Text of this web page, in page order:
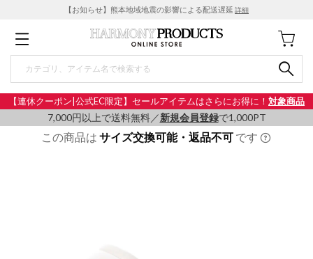
【お知らせ】熊本地域地震の影響による配送遅延 詳細
【連休クーポン|公式EC限定】セールアイテムはさらにお得に！ 対象商品
7,000円以上で送料無料／新規会員登録で1,000PT
この商品は サイズ交換可能・返品不可 です